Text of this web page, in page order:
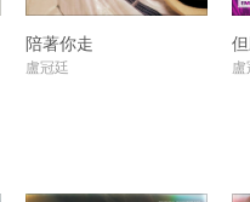
陪著你走
盧冠廷